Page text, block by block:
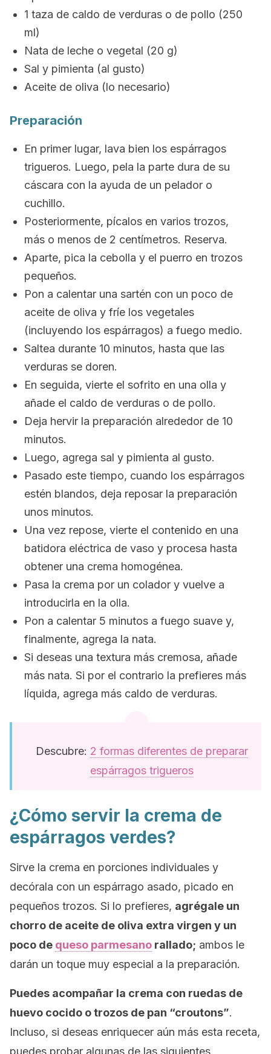
1 taza de caldo de verduras o de pollo (250
ml)
Nata de leche o vegetal (20 g)
Sal y pimienta (al gusto)
Aceite de oliva (lo necesario)
Preparación
En primer lugar, lava bien los espárragos
trigueros. Luego, pela la parte dura de su
cáscara con la ayuda de un pelador o
cuchillo.
Posteriormente, pícalos en varios trozos,
más o menos de 2 centímetros. Reserva.
Aparte, pica la cebolla y el puerro en trozos
pequeños.
Pon a calentar una sartén con un poco de
aceite de oliva y fríe los vegetales
(incluyendo los espárragos) a fuego medio.
Saltea durante 10 minutos, hasta que las
verduras se doren.
En seguida, vierte el sofrito en una olla y
añade el caldo de verduras o de pollo.
Deja hervir la preparación alrededor de 10
minutos.
Luego, agrega sal y pimienta al gusto.
Pasado este tiempo, cuando los espárragos
estén blandos, deja reposar la preparación
unos minutos.
Una vez repose, vierte el contenido en una
batidora eléctrica de vaso y procesa hasta
obtener una crema homogénea.
Pasa la crema por un colador y vuelve a
introducirla en la olla.
Pon a calentar 5 minutos a fuego suave y,
finalmente, agrega la nata.
Si deseas una textura más cremosa, añade
más nata. Si por el contrario la prefieres más
líquida, agrega más caldo de verduras.
Descubre: 2 formas diferentes de preparar
espárragos trigueros
¿Cómo servir la crema de
espárragos verdes?
Sirve la crema en porciones individuales y
decórala con un espárrago asado, picado en
pequeños trozos. Si lo prefieres, agrégale un
chorro de aceite de oliva extra virgen y un
poco de queso parmesano rallado; ambos le
darán un toque muy especial a la preparación.
Puedes acompañar la crema con ruedas de
huevo cocido o trozos de pan “croutons”.
Incluso, si deseas enriquecer aún más esta receta,
puedes probar algunas de las siguientes